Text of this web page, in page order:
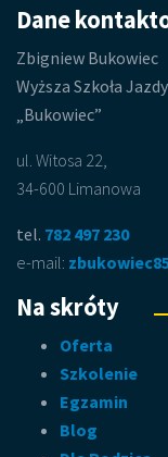
Dane
Zbigniew Bukowiec
Wyższa Szkoła Jazdy
„Bukowiec”
ul. Witosa 22,
34-600 Limanowa
tel. 782 497 230
e-mail:
Na skróty
Oferta
Szkolenie
Egzamin
Blog